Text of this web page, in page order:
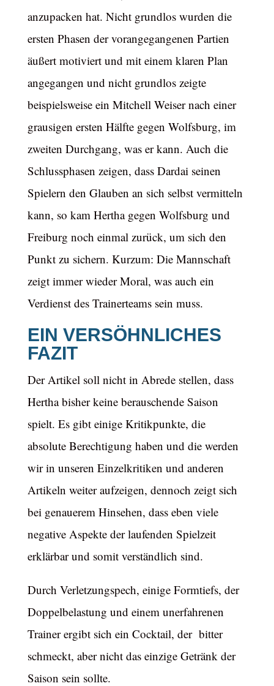
anzupacken hat. Nicht grundlos wurden die
ersten Phasen der vorangegangenen Partien
äußert motiviert und mit einem klaren Plan
angegangen und nicht grundlos zeigte
beispielsweise ein Mitchell Weiser nach einer
grausigen ersten Hälfte gegen Wolfsburg, im
zweiten Durchgang, was er kann. Auch die
Schlussphasen zeigen, dass Dardai seinen
Spielern den Glauben an sich selbst vermitteln
kann, so kam Hertha gegen Wolfsburg und
Freiburg noch einmal zurück, um sich den
Punkt zu sichern. Kurzum: Die Mannschaft
zeigt immer wieder Moral, was auch ein
Verdienst des Trainerteams sein muss.
EIN VERSÖHNLICHES
FAZIT
Der Artikel soll nicht in Abrede stellen, dass
Hertha bisher keine berauschende Saison
spielt. Es gibt einige Kritikpunkte, die
absolute Berechtigung haben und die werden
wir in unseren Einzelkritiken und anderen
Artikeln weiter aufzeigen, dennoch zeigt sich
bei genauerem Hinsehen, dass eben viele
negative Aspekte der laufenden Spielzeit
erklärbar und somit verständlich sind.
Durch Verletzungspech, einige Formtiefs, der
Doppelbelastung und einem unerfahrenen
Trainer ergibt sich ein Cocktail, der bitter
schmeckt, aber nicht das einzige Getränk der
Saison sein sollte.